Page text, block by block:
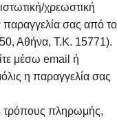
χρεωστική
παραγγελία σας από το
Αθήνα, Τ.Κ. 15771).
μέσω email ή
η παραγγελία σας
τρόπους πληρωμής,